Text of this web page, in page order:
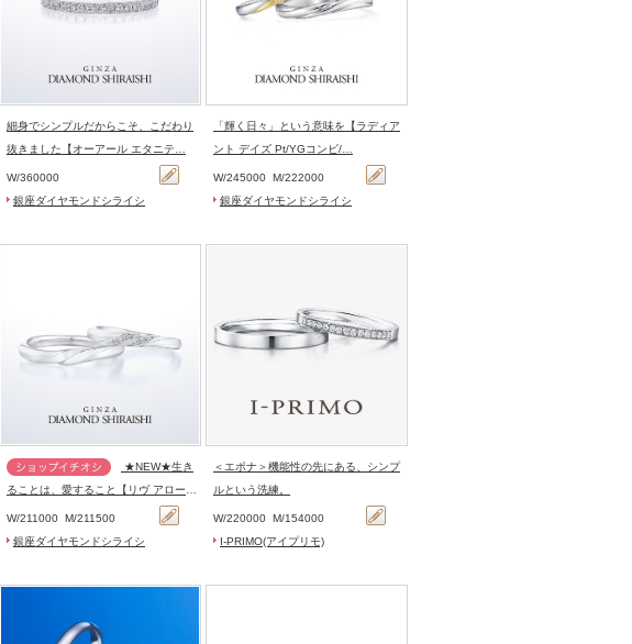
細身でシンプルだからこそ、こだわり
抜きました【オーアール エタニテ…
W/360000
銀座ダイヤモンドシライシ
「輝く日々」という意味を【ラディア
ント デイズ Pt/YGコンビ/…
W/245000 M/222000
銀座ダイヤモンドシライシ
ることは、愛すること【リヴ アロー
ヴ】
W/211000 M/211500
銀座ダイヤモンドシライシ
＜エポナ＞機能性の先にある、シンプ
ルという洗練。
W/220000 M/154000
I-PRIMO(アイプリモ)